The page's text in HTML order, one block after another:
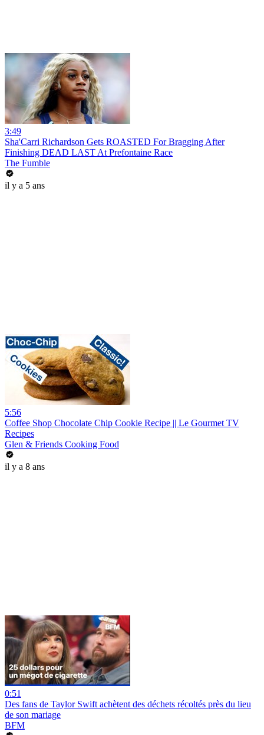
3:49
Sha'Carri Richardson Gets ROASTED For Bragging After
Finishing DEAD LAST At Prefontaine Race
The Fumble
il y a 5 ans
5:56
Coffee Shop Chocolate Chip Cookie Recipe || Le Gourmet TV
Recipes
Glen & Friends Cooking Food
il y a 8 ans
0:51
Des fans de Taylor Swift achètent des déchets récoltés près du lieu
de son mariage
BFM